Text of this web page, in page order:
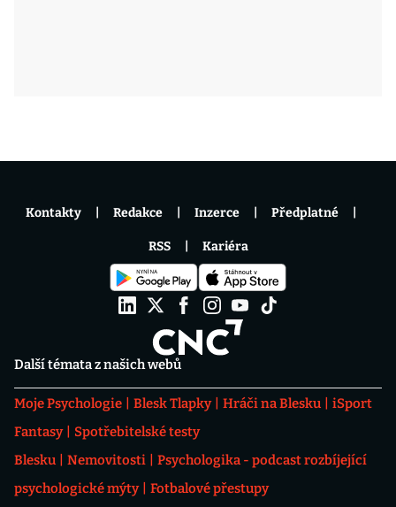
Další témata z našich webů
Moje Psychologie Blesk Tlapky Hráči na Blesku
iSport
Fantasy
Spotřebitelské testy
Blesku
Nemovitosti
Psychologika - podcast rozbíjející
psychologické mýty
Fotbalové přestupy
Kontakty Redakce Inzerce Předplatné
RSS Kariéra